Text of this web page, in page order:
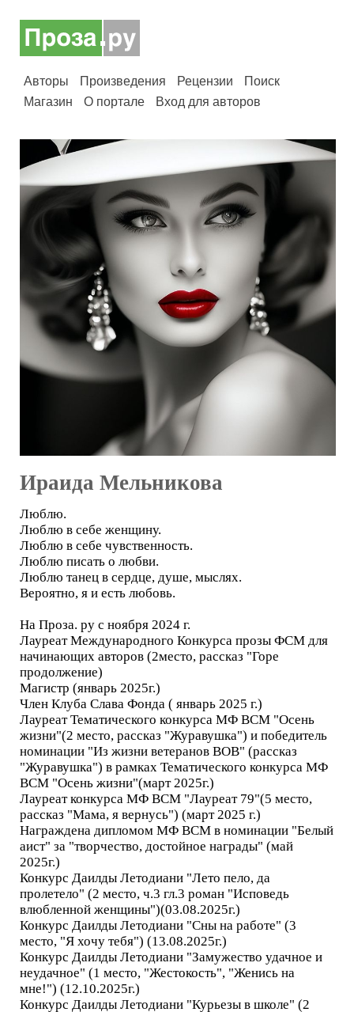
Авторы Произведения Рецензии
Поиск
Магазин
О портале Вход для авторов
Ираида Мельникова
Люблю.
Люблю в себе женщину.
Люблю в себе чувственность.
Люблю писать о любви.
Люблю танец в сердце, душе, мыслях.
Вероятно, я и есть любовь.
На Проза. ру с ноября 2024 г.
Лауреат Международного Конкурса прозы ФСМ для
начинающих авторов (2место, рассказ "Горе
продолжение)
Магистр (январь 2025г.)
Член Клуба Слава Фонда ( январь 2025 г.)
Лауреат Тематического конкурса МФ ВСМ "Осень
жизни"(2 место, рассказ "Журавушка") и победитель
номинации "Из жизни ветеранов ВОВ" (рассказ
"Журавушка") в рамках Тематического конкурса МФ
ВСМ "Осень жизни"(март 2025г.)
Лауреат конкурса МФ ВСМ "Лауреат 79"(5 место,
рассказ "Мама, я вернусь") (март 2025 г.)
Награждена дипломом МФ ВСМ в номинации "Белый
аист" за "творчество, достойное награды" (май
2025г.)
Конкурс Даилды Летодиани "Лето пело, да
пролетело" (2 место, ч.3 гл.3 роман "Исповедь
влюбленной женщины")(03.08.2025г.)
Конкурс Даилды Летодиани "Сны на работе" (3
место, "Я хочу тебя") (13.08.2025г.)
Конкурс Даилды Летодиани "Замужество удачное и
неудачное" (1 место, "Жестокость", "Женись на
мне!") (12.10.2025г.)
Конкурс Даилды Летодиани "Курьезы в школе" (2